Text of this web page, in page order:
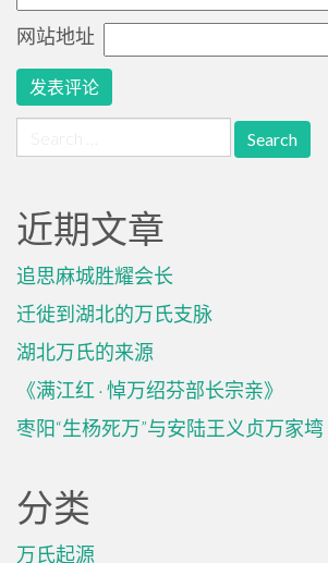
网站地址
for:
近期文章
追思麻城胜耀会长
迁徙到湖北的万氏支脉
湖北万氏的来源
《满江红 · 悼万绍芬部长宗亲》
枣阳“生杨死万”与安陆王义贞万家塆
分类
万氏起源